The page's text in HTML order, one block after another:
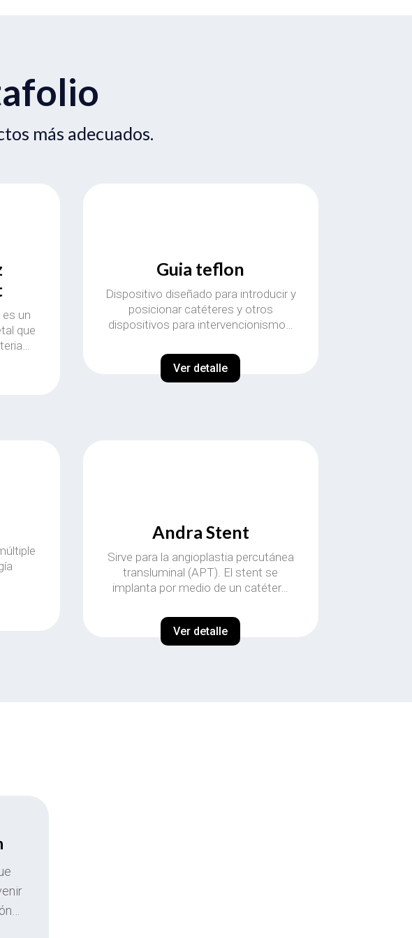
más adecuados.
un
que
Guia teflon
Dispositivo diseñado para introducir y
posicionar catéteres y otros
dispositivos para intervencionismo…
Ver detalle
Andra Stent
Sirve para la angioplastia percutánea
transluminal (APT). El stent se
implanta por medio de un catéter…
Ver detalle